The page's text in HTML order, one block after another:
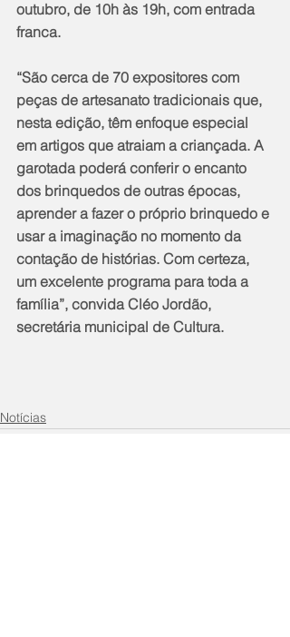
outubro, de 10h às 19h, com entrada
franca.
“São cerca de 70 expositores com
peças de artesanato tradicionais que,
nesta edição, têm enfoque especial
em artigos que atraiam a criançada. A
garotada poderá conferir o encanto
dos brinquedos de outras épocas,
aprender a fazer o próprio brinquedo e
usar a imaginação no momento da
contação de histórias. Com certeza,
um excelente programa para toda a
família”, convida Cléo Jordão,
secretária municipal de Cultura.
Notícias